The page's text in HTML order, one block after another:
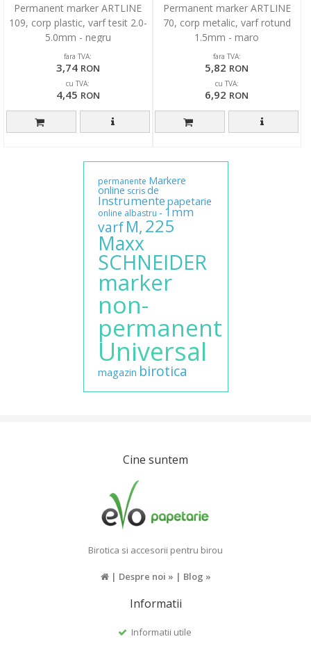
Permanent marker ARTLINE
109, corp plastic, varf tesit 2.0-
5.0mm - negru
fara TVA:
3,74 RON
cu TVA:
4,45 RON
Permanent marker ARTLINE
70, corp metalic, varf rotund
1.5mm - maro
fara TVA:
5,82 RON
cu TVA:
6,92 RON
permanente Markere
online scris de
Instrumente papetarie
online albastru - 1mm
varf M, 225
Maxx
SCHNEIDER
marker
non-
permanent
Universal
magazin birotica
Cine suntem
Birotica si accesorii pentru birou
| Despre noi » | Blog »
Informatii
Informatii utile